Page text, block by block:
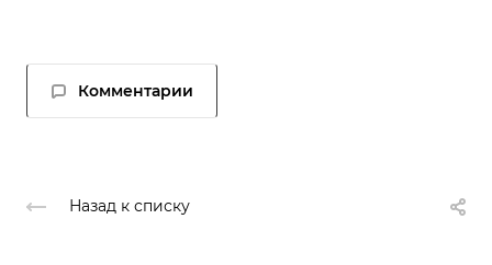
Комментарии
Назад к списку